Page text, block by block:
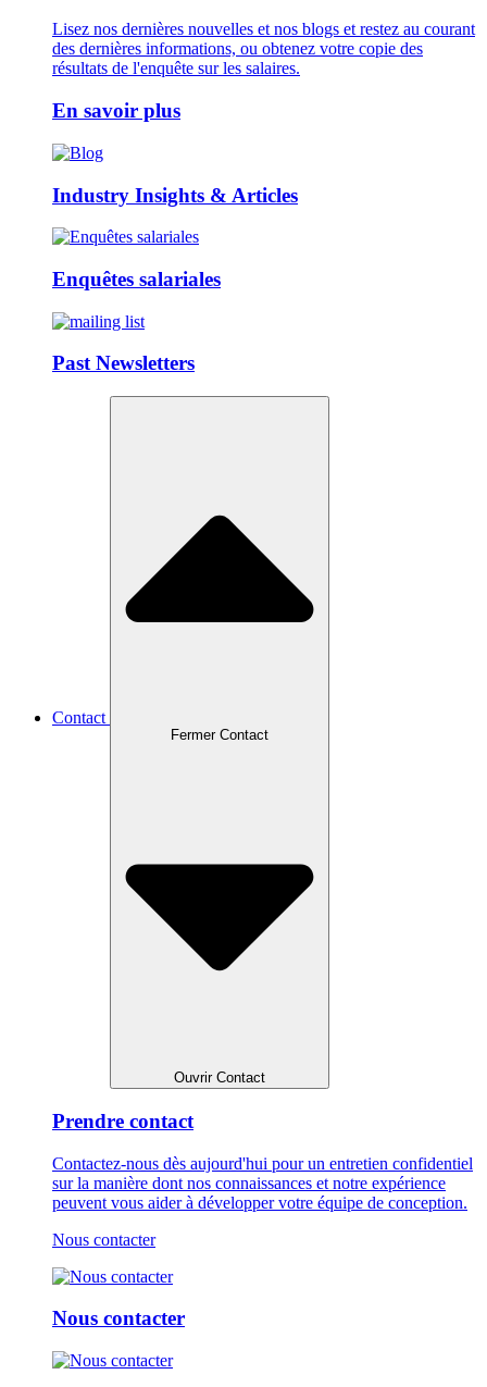
Lisez nos dernières nouvelles et nos blogs et restez au courant
des dernières informations, ou obtenez votre copie des
résultats de l'enquête sur les salaires.
En savoir plus
Industry Insights & Articles
Enquêtes salariales
Past Newsletters
Contact
Fermer Contact
Ouvrir Contact
Prendre contact
Contactez-nous dès aujourd'hui pour un entretien confidentiel
sur la manière dont nos connaissances et notre expérience
peuvent vous aider à développer votre équipe de conception.
Nous contacter
Nous contacter